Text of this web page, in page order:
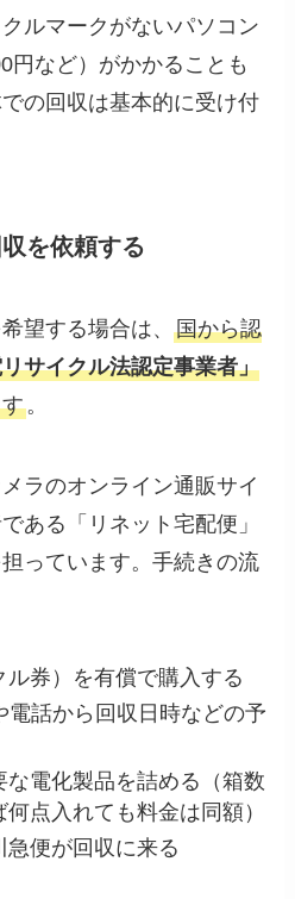
ルマークがないパソコン
円など）がかかることも
の回収は基本的に受け付
を依頼する
望する場合は、国から認
サイクル法認定事業者」
。
ラのオンライン通販サイ
ある「リネット宅配便」
っています。手続きの流
券）を有償で購入する
電話から回収日時などの予
な電化製品を詰める（箱数
点入れても料金は同額）
便が回収に来る